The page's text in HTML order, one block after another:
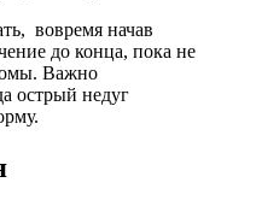
вовремя начав
до конца, пока не
Важно
острый недуг